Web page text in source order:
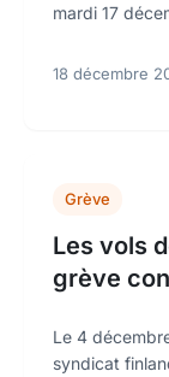
mardi 17
18 décembre
Grève
Les vols
grève
Le 4
syndicat